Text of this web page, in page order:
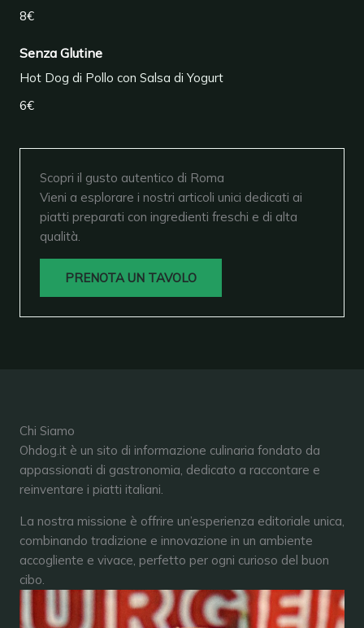
8€
Senza Glutine
Hot Dog di Pollo con Salsa di Yogurt
6€
Scopri il gusto autentico di Roma
Vieni a esplorare i nostri articoli unici dedicati ai
piatti preparati con ingredienti freschi e di alta
qualità.
PRENOTA UN TAVOLO
Chi Siamo
Ohdog.it è un sito di informazione culinaria fondato da
appassionati di gastronomia, dedicato a raccontare e
reinventare i piatti italiani.
La nostra missione è offrire un’esperienza editoriale unica,
combinando tradizione e innovazione in un ambiente
accogliente e vivace, perfetto per ogni curioso del buon
cibo.